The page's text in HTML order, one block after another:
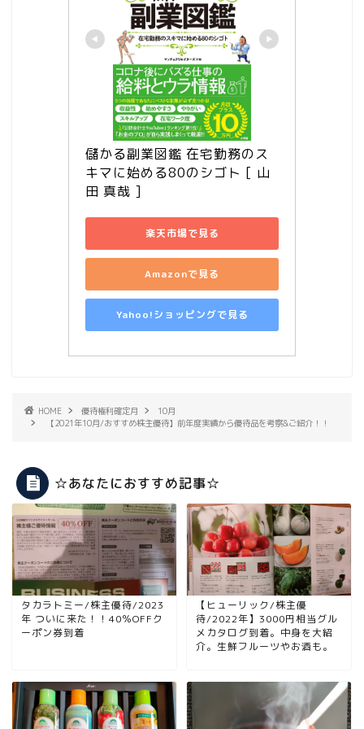
儲かる副業図鑑 在宅勤務のス
キマに始める80のシゴト [ 山
田 真哉 ]
楽天市場で見る
Amazonで見る
Yahoo!ショッピングで見る
HOME 優待権利確定月
10月
【2021年10月/おすすめ株主優待】前年度実績から優待品を考察&ご紹介！！
☆あなたにおすすめ記事☆
タカラトミー/株主優待/2023
年 ついに来た！！40％OFFク
ーポン券到着
【ヒューリック/株主優
待/2022年】3000円相当グル
メカタログ到着。中身を大紹
介。生鮮フルーツやお酒も。